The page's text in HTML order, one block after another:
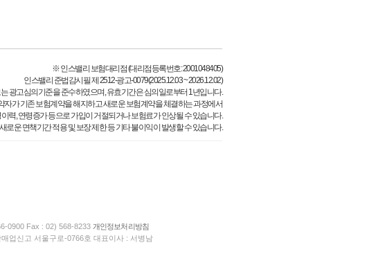
※ 인스밸리 보험대리점 (대리점등록번호: 2001048405)
인스밸리 준법감시필 제 2512-광고-0079(2025.12.03 ~ 2026.12.02)
광고심의기준을 준수하였으며, 유효기간은 심의일로부터 1년입니다.
가 기존 보험계약을 해지하고 새로운 보험계약을 체결하는 과정에서
력, 연령증가 등으로 가입이 거절되거나 보험료가 인상될 수 있습니다.
로운 면책기간 적용 및 보장 제한 등 기타 불이익이 발생할 수 있습니다.
0900 Fax : 02) 568-8233 개인정보처리방침
매업신고 서울구로-0766호 대표이사 : 서병남